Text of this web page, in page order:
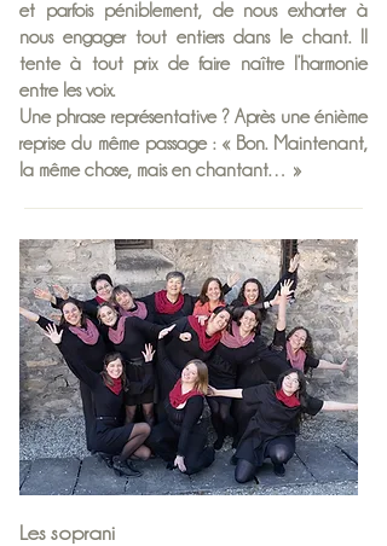
et parfois péniblement, de nous exhorter à
nous engager tout entiers dans le chant. Il
tente à tout prix de faire naître l’harmonie
entre les voix.
Une phrase représentative ? Après une énième
reprise du même passage : « Bon. Maintenant,
la même chose, mais en chantant… »
Les soprani